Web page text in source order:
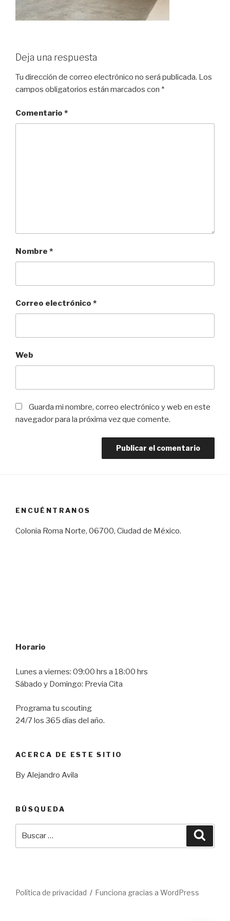
Deja una respuesta
Tu dirección de correo electrónico no será publicada. Los
campos obligatorios están marcados con *
Comentario *
Nombre *
Correo electrónico *
Web
Guarda mi nombre, correo electrónico y web en este
navegador para la próxima vez que comente.
ENCUÉNTRANOS
Colonia Roma Norte, 06700, Ciudad de México.
Horario
Lunes a viernes: 09:00 hrs a 18:00 hrs
Sábado y Domingo: Previa Cita
Programa tu scouting
24/7 los 365 días del año.
ACERCA DE ESTE SITIO
By Alejandro Avila
BÚSQUEDA
Política de privacidad Funciona gracias a WordPress